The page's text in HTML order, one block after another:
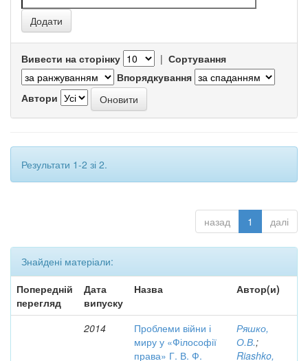
Вивести на сторінку | Сортування
Впорядкування
Автори
Результати 1-2 зі 2.
назад 1 далі
Знайдені матеріали:
Попередній
перегляд
Дата
випуску
Назва Автор(и)
2014
Проблеми війни і
миру у «Філософії
права» Г. В. Ф.
Ряшко,
О.В.;
Riashko,